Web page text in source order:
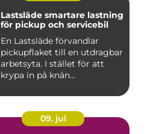
Lastsläde smartare lastning
för pickup och servicebil
En Lastsläde förvandlar
pickupflaket till en utdragbar
arbetsyta. I stället för att
krypa in på knän...
09. jul